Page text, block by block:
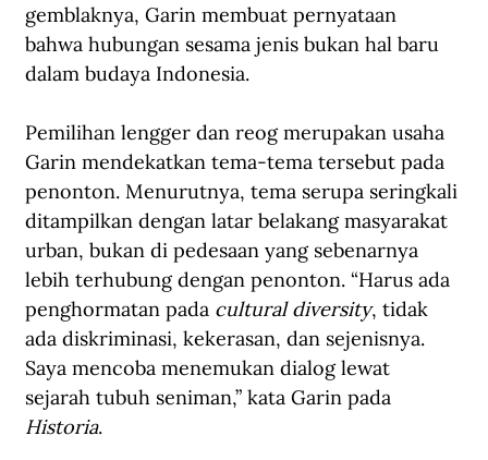
gemblaknya, Garin membuat pernyataan
bahwa hubungan sesama jenis bukan hal baru
dalam budaya Indonesia.
Pemilihan lengger dan reog merupakan usaha
Garin mendekatkan tema-tema tersebut pada
penonton. Menurutnya, tema serupa seringkali
ditampilkan dengan latar belakang masyarakat
urban, bukan di pedesaan yang sebenarnya
lebih terhubung dengan penonton. “Harus ada
penghormatan pada cultural diversity, tidak
ada diskriminasi, kekerasan, dan sejenisnya.
Saya mencoba menemukan dialog lewat
sejarah tubuh seniman,” kata Garin pada
Historia.